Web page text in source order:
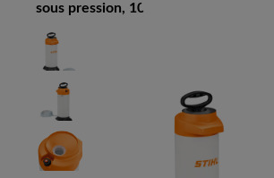
sous pression, 10 l